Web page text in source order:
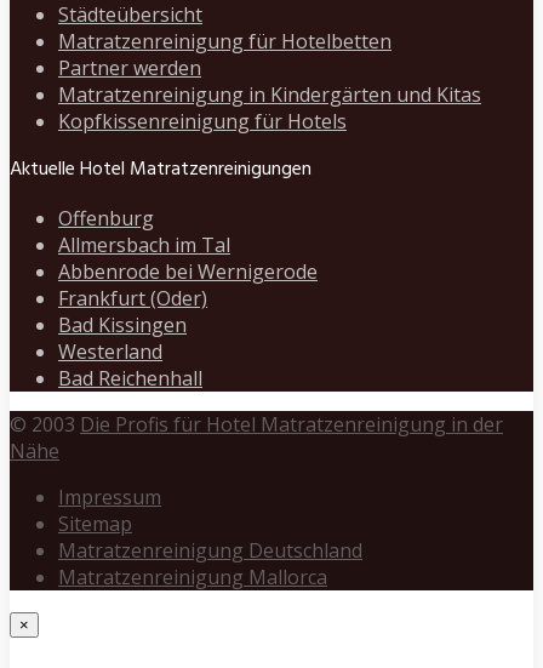
Städteübersicht
Matratzenreinigung für Hotelbetten
Partner werden
Matratzenreinigung in Kindergärten und Kitas
Kopfkissenreinigung für Hotels
Aktuelle Hotel Matratzenreinigungen
Offenburg
Allmersbach im Tal
Abbenrode bei Wernigerode
Frankfurt (Oder)
Bad Kissingen
Westerland
Bad Reichenhall
© 2003 Die Profis für Hotel Matratzenreinigung in der
Nähe
Impressum
Sitemap
Matratzenreinigung Deutschland
Matratzenreinigung Mallorca
×